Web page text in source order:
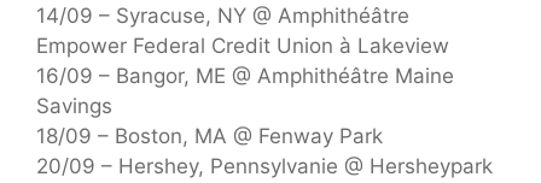
14/09 – Syracuse, NY @ Amphithéâtre
Empower Federal Credit Union à Lakeview
16/09 – Bangor, ME @ Amphithéâtre Maine
Savings
18/09 – Boston, MA @ Fenway Park
20/09 – Hershey, Pennsylvanie @ Hersheypark